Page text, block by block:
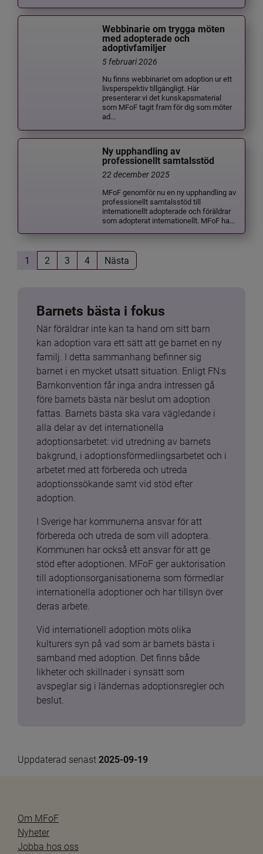
Webbinarie om trygga möten
med adopterade och
adoptivfamiljer
5 februari 2026
Nu finns webbinariet om adoption ur ett
livsperspektiv tillgängligt. Här
presenterar vi det kunskapsmaterial
som MFoF tagit fram för dig som möter
ad...
Ny upphandling av
professionellt samtalsstöd
22 december 2025
MFoF genomför nu en ny upphandling av
professionellt samtalsstöd till
internationellt adopterade och föräldrar
som adopterat internationellt. MFoF ha...
1 2 3 4 Nästa
Barnets bästa i fokus
När föräldrar inte kan ta hand om sitt barn
kan adoption vara ett sätt att ge barnet en ny
familj. I detta sammanhang befinner sig
barnet i en mycket utsatt situation. Enligt FN:s
Barnkonvention får inga andra intressen gå
före barnets bästa när beslut om adoption
fattas. Barnets bästa ska vara vägledande i
alla delar av det internationella
adoptionsarbetet: vid utredning av barnets
bakgrund, i adoptionsförmedlingsarbetet och i
arbetet med att förbereda och utreda
adoptionssökande samt vid stöd efter
adoption.
I Sverige har kommunerna ansvar för att
förbereda och utreda de som vill adoptera.
Kommunen har också ett ansvar för att ge
stöd efter adoptionen. MFoF ger auktorisation
till adoptionsorganisationerna som förmedlar
internationella adoptioner och har tillsyn över
deras arbete.
Vid internationell adoption möts olika
kulturers syn på vad som är barnets bästa i
samband med adoption. Det finns både
likheter och skillnader i synsätt som
avspeglar sig i ländernas adoptionsregler och
beslut.
Uppdaterad senast 2025-09-19
Om MFoF
Nyheter
Jobba hos oss